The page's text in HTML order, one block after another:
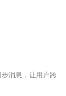
步消息，让用户跨